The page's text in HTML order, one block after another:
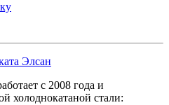
с 2008 года и
холоднокатаной стали: